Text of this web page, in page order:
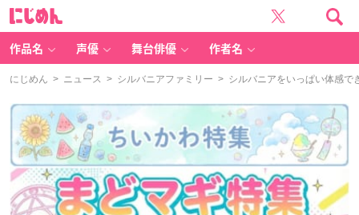
作品名 声優 舞台俳優 作者名
にじめん > ニュース > シルバニアファミリー > シルバニアをいっぱい体感で